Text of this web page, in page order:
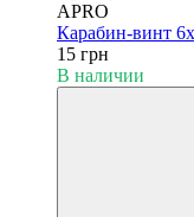
APRO
Карабин-винт
15 грн
В наличии